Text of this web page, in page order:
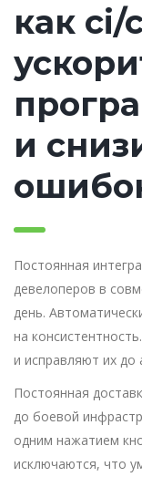
как ci/
и
Постоянная
девелоперов в
день.
на
и исправляют их до
Постоянная
до боевой
одним нажатием
исключаются, что